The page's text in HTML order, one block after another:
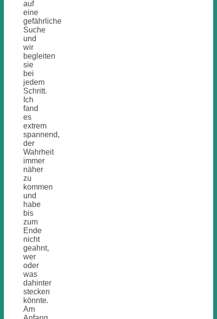
auf
eine
gefährliche
Suche
und
wir
begleiten
sie
bei
jedem
Schritt.
Ich
fand
es
extrem
spannend,
der
Wahrheit
immer
näher
zu
kommen
und
habe
bis
zum
Ende
nicht
geahnt,
wer
oder
was
dahinter
stecken
könnte.
Am